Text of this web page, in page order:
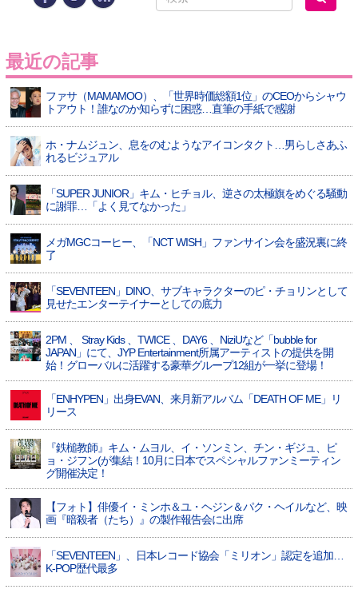
最近の記事
ファサ（MAMAMOO）、「世界時価総額1位」のCEOからシャウ
トアウト！誰なのか知らずに困惑…直筆の手紙で感謝
ホ・ナムジュン、息をのむようなアイコンタクト…男らしさあふ
れるビジュアル
「SUPER JUNIOR」キム・ヒチョル、逆さの太極旗をめぐる騒動
に謝罪…「よく見てなかった」
メガMGCコーヒー、「NCT WISH」ファンサイン会を盛況裏に終
了
「SEVENTEEN」DINO、サブキャラクターのピ・チョリンとして
見せたエンターテイナーとしての底力
2PM 、 Stray Kids 、TWICE 、DAY6 、NiziUなど「bubble for
JAPAN」にて、JYP Entertainment所属アーティストの提供を開
始！グローバルに活躍する豪華グループ12組が一挙に登場！
「ENHYPEN」出身EVAN、来月新アルバム「DEATH OF ME」リ
リース
『鉄槌教師』キム・ムヨル、イ・ソンミン、チン・ギジュ、ピ
ョ・ジフン(が集結！10月に日本でスペシャルファンミーティン
グ開催決定！
【フォト】俳優イ・ミンホ＆ユ・ヘジン＆パク・ヘイルなど、映
画『暗殺者（たち）』の製作報告会に出席
「SEVENTEEN」、日本レコード協会「ミリオン」認定を追加…
K-POP歴代最多